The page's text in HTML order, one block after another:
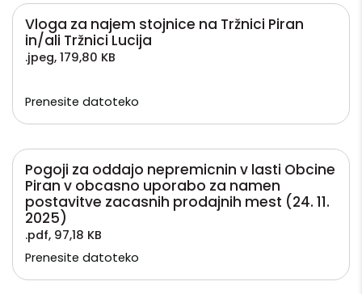
Vloga za najem stojnice na Tržnici Piran
in/ali Tržnici Lucija
.jpeg, 179,80 KB
Prenesite datoteko
Pogoji za oddajo nepremicnin v lasti Obcine
Piran v obcasno uporabo za namen
postavitve zacasnih prodajnih mest (24. 11.
2025)
.pdf, 97,18 KB
Prenesite datoteko